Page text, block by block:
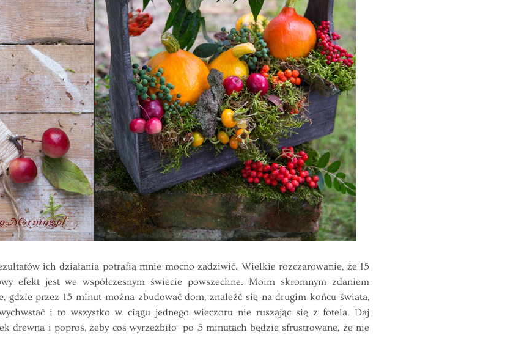
ich działania potrafią mnie mocno zadziwić. Wielkie rozczarowanie, że 15
efekt jest we współczesnym świecie powszechne. Moim skromnym zdaniem
gdzie przez 15 minut można zbudować dom, znaleźć się na drugim końcu świata,
i to wszystko w ciągu jednego wieczoru nie ruszając się z fotela. Daj
drewna i poproś, żeby coś wyrzeźbiło- po 5 minutach będzie sfrustrowane, że nie